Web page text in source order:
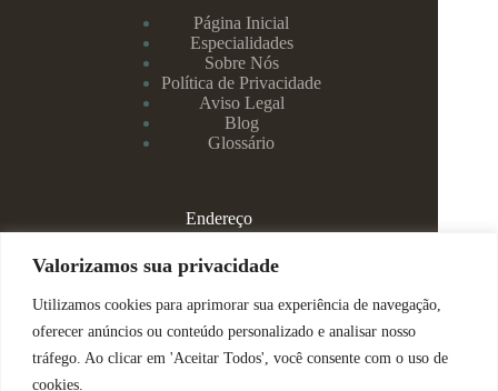
Valorizamos sua privacidade
Utilizamos cookies para aprimorar sua experiência de navegação,
oferecer anúncios ou conteúdo personalizado e analisar nosso
tráfego. Ao clicar em 'Aceitar Todos', você consente com o uso de
cookies.
Página Inicial
Especialidades
Sobre Nós
Política de Privacidade
Aviso Legal
Blog
Glossário
Endereço
Rua Rei Alberto, 108 / 705 - Centro - Juiz de Fora/MG
(32) 99829-3800 - Dra Eduarda